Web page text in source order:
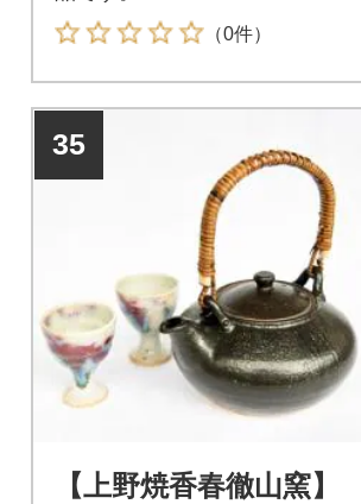
（0件）
35
【上野焼香春徹山窯】